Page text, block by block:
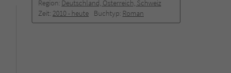
Region: Deutschland, Österreich, Schweiz
Zeit: 2010 -­ heute Buchtyp: Roman